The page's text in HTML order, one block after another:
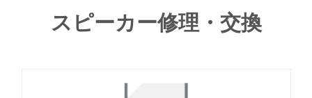
スピーカー修理・交換